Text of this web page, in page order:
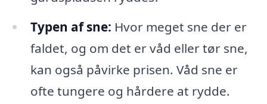
Typen af sne: Hvor meget sne der er
faldet, og om det er våd eller tør sne,
kan også påvirke prisen. Våd sne er
ofte tungere og hårdere at rydde.